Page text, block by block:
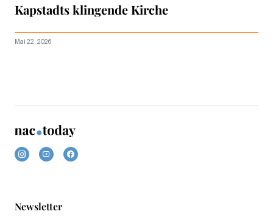
Kapstadts klingende Kirche
Mai 22, 2026
Newsletter